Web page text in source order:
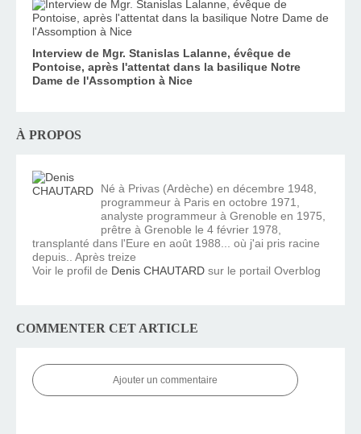
Interview de Mgr. Stanislas Lalanne, évêque de
Pontoise, après l'attentat dans la basilique Notre
Dame de l'Assomption à Nice
À PROPOS
Né à Privas (Ardèche) en décembre 1948,
programmeur à Paris en octobre 1971,
analyste programmeur à Grenoble en 1975,
prêtre à Grenoble le 4 février 1978,
transplanté dans l'Eure en août 1988... où j'ai pris racine
depuis.. Après treize
Voir le profil de Denis CHAUTARD sur le portail Overblog
COMMENTER CET ARTICLE
Ajouter un commentaire